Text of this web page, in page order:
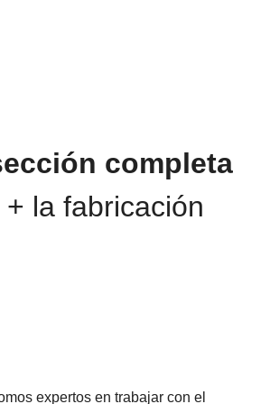
completa
la fabricación
expertos en trabajar con el